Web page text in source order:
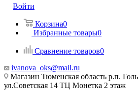
Войти
Корзина0
Избранные товары0
Сравнение товаров0
ivanova_oks@mail.ru
Магазин Тюменская область р.п.
ул.Советская 14 ТЦ Монетка 2 этаж